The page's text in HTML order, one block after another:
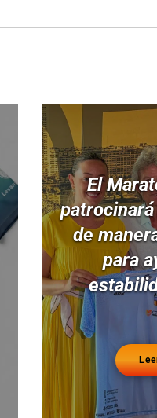
El
patrocinará
de
para